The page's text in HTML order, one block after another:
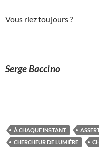
Vous riez toujours ?
Serge Baccino
À CHAQUE INSTANT
CHERCHEUR DE LUMIÈRE